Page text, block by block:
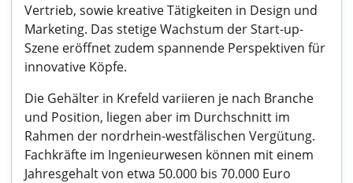
Vertrieb, sowie kreative Tätigkeiten in Design und
Marketing. Das stetige Wachstum der Start-up-
Szene eröffnet zudem spannende Perspektiven für
innovative Köpfe.
Die Gehälter in Krefeld variieren je nach Branche
und Position, liegen aber im Durchschnitt im
Rahmen der nordrhein-westfälischen Vergütung.
Fachkräfte im Ingenieurwesen können mit einem
Jahresgehalt von etwa 50.000 bis 70.000 Euro